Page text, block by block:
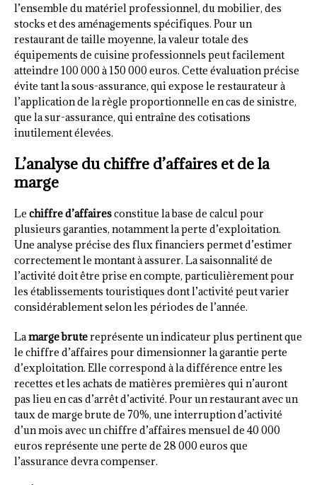
l’ensemble du matériel professionnel, du mobilier, des
stocks et des aménagements spécifiques. Pour un
restaurant de taille moyenne, la valeur totale des
équipements de cuisine professionnels peut facilement
atteindre 100 000 à 150 000 euros. Cette évaluation précise
évite tant la sous-assurance, qui expose le restaurateur à
l’application de la règle proportionnelle en cas de sinistre,
que la sur-assurance, qui entraîne des cotisations
inutilement élevées.
L’analyse du chiffre d’affaires et de la
marge
Le chiffre d’affairesconstitue la base de calcul pour
plusieurs garanties, notamment la perte d’exploitation.
Une analyse précise des flux financiers permet d’estimer
correctement le montant à assurer. La saisonnalité de
l’activité doit être prise en compte, particulièrement pour
les établissements touristiques dont l’activité peut varier
considérablement selon les périodes de l’année.
Lamarge brutereprésente un indicateur plus pertinent que
le chiffre d’affaires pour dimensionner la garantie perte
d’exploitation. Elle correspond à la différence entre les
recettes et les achats de matières premières qui n’auront
pas lieu en cas d’arrêt d’activité. Pour un restaurant avec un
taux de marge brute de 70%, une interruption d’activité
d’un mois avec un chiffre d’affaires mensuel de 40 000
euros représente une perte de 28 000 euros que
l’assurance devra compenser.